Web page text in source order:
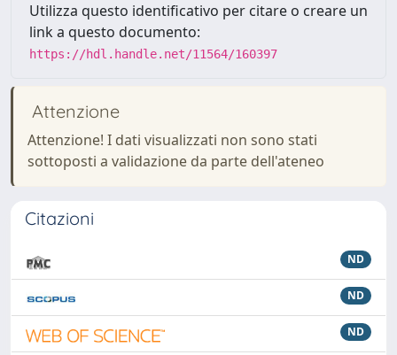
Utilizza questo identificativo per citare o creare un
link a questo documento:
https://hdl.handle.net/11564/160397
Attenzione
Attenzione! I dati visualizzati non sono stati
sottoposti a validazione da parte dell'ateneo
Citazioni
ND
ND
ND